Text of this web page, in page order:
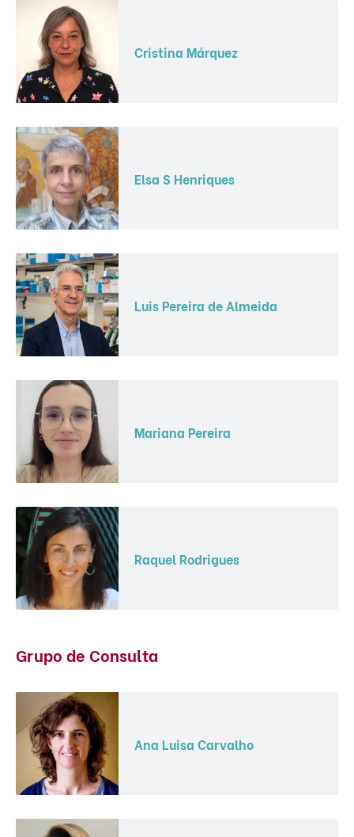
Cristina Márquez
Elsa S Henriques
Luis Pereira de Almeida
Mariana Pereira
Raquel Rodrigues
Grupo de Consulta
Ana Luisa Carvalho